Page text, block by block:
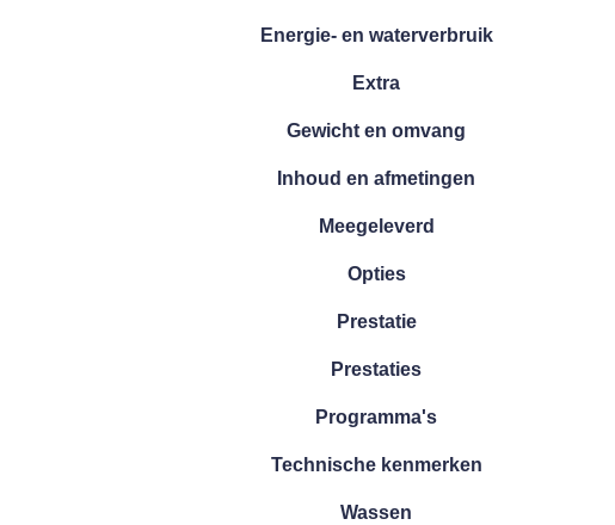
Energie- en waterverbruik
Extra
Gewicht en omvang
Inhoud en afmetingen
Meegeleverd
Opties
Prestatie
Prestaties
Programma's
Technische kenmerken
Wassen